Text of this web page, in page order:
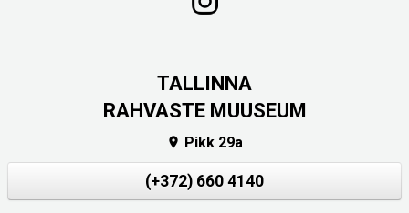
TALLINNA
RAHVASTE MUUSEUM
 Pikk 29a
(+372) 660 4140